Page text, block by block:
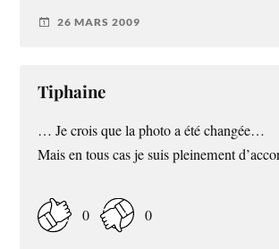
26 MARS 2009
Tiphaine
… Je crois que la photo a été changée…
Mais en tous cas je suis pleinement
0 0